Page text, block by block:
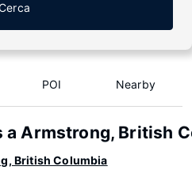
POI Nearby
a Armstrong, British
British Columbia